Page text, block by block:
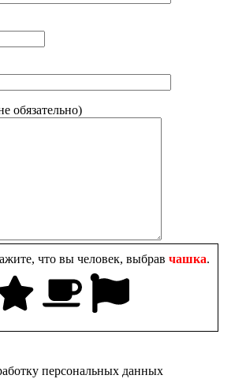
обязательно)
что вы человек, выбрав чашка.
персональных данных